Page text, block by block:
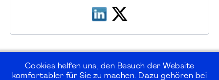
Cookies helfen uns, den Besuch der Website
komfortabler für Sie zu machen. Dazu gehören bei